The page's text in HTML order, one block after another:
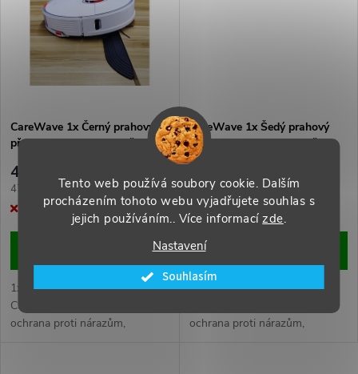
Tento web používá soubory cookie. Dalším
procházením tohoto webu vyjadřujete souhlas s
jejich používáním.. Více informacízde.
Nastavení
Souhlasím
CareWave 1x Černý prahový
přejezd pro robovysavače atd.
479 Kč
Měrná
cena:
479 Kč / 1 ks
Momentálně nedostupné
1x černý prahový přejezd
CareWave pro robovysavače,
ochrana proti nárazům,
CareWave 1x Šedý prahový
přejezd pro Robovysavače
Měrná
cena:
479 Kč / 1 ks
Momentálně nedostupné
1x šedý prahový přejezd
ochrana proti nárazům,